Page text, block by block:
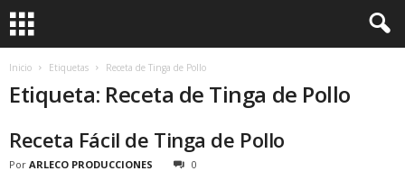
Inicio Etiquetas Receta de Tinga de Pollo
Etiqueta: Receta de Tinga de Pollo
Receta Fácil de Tinga de Pollo
Por ARLECO PRODUCCIONES 0